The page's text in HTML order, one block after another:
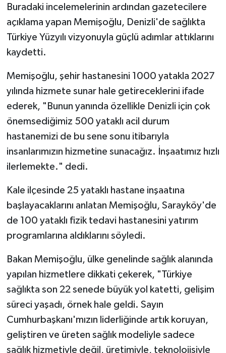
Buradaki incelemelerinin ardından gazetecilere
açıklama yapan Memişoğlu, Denizli'de sağlıkta
Türkiye Yüzyılı vizyonuyla güçlü adımlar attıklarını
kaydetti.
Memişoğlu, şehir hastanesini 1000 yatakla 2027
yılında hizmete sunar hale getireceklerini ifade
ederek, "Bunun yanında özellikle Denizli için çok
önemsediğimiz 500 yataklı acil durum
hastanemizi de bu sene sonu itibarıyla
insanlarımızın hizmetine sunacağız. İnşaatımız hızlı
ilerlemekte." dedi.
Kale ilçesinde 25 yataklı hastane inşaatına
başlayacaklarını anlatan Memişoğlu, Sarayköy'de
de 100 yataklı fizik tedavi hastanesini yatırım
programlarına aldıklarını söyledi.
Bakan Memişoğlu, ülke genelinde sağlık alanında
yapılan hizmetlere dikkati çekerek, "Türkiye
sağlıkta son 22 senede büyük yol katetti, gelişim
süreci yaşadı, örnek hale geldi. Sayın
Cumhurbaşkanı'mızın liderliğinde artık koruyan,
geliştiren ve üreten sağlık modeliyle sadece
sağlık hizmetiyle değil, üretimiyle, teknolojisiyle
Sonsöz Özel
Vasıta